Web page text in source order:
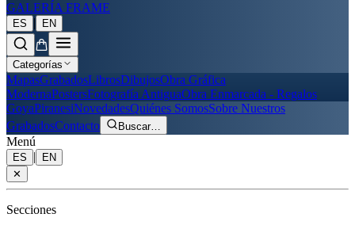
GALERÍA FRAME
ES | EN
Categorías
MapasGrabadosLibrosDibujosObra Gráfica
ModernaPostersFotografía AntiguaObra Enmarcada - Regalos
GoyaPiranesiNovedadesQuiénes SomosSobre Nuestros
GrabadosContacto Buscar…
Menú
ES |
EN
✕
Secciones